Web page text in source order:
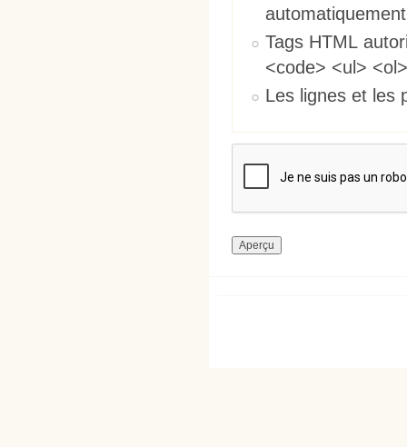
Tags HTML
<code> <ul>
Les lignes et les